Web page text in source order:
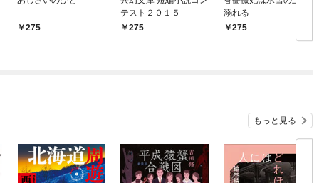
275
テスト２０１５
275
溺れる
275
もっと見る